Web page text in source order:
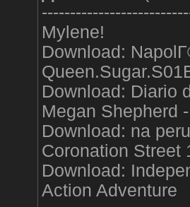
Mylene!
Download:
Download: Diario
Megan Shepherd
Download: na
Coronation Street
Download:
Action Adventure